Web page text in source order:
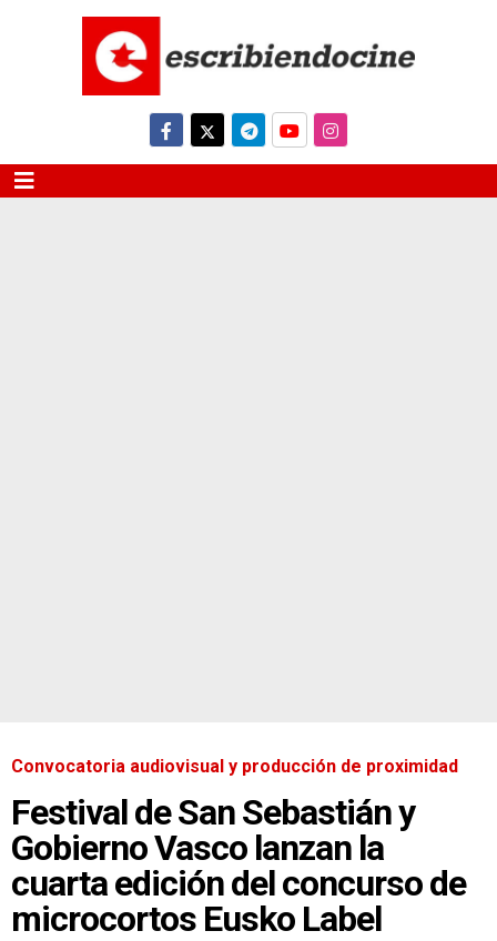
Convocatoria audiovisual y producción de proximidad
Festival de San Sebastián y
Gobierno Vasco lanzan la
cuarta edición del concurso de
microcortos Eusko Label